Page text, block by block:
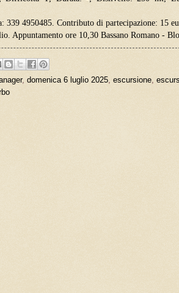
339 4950485. Contributo di partecipazione: 15
Appuntamento ore 10,30 Bassano Romano -
, domenica 6 luglio 2025, escursione,